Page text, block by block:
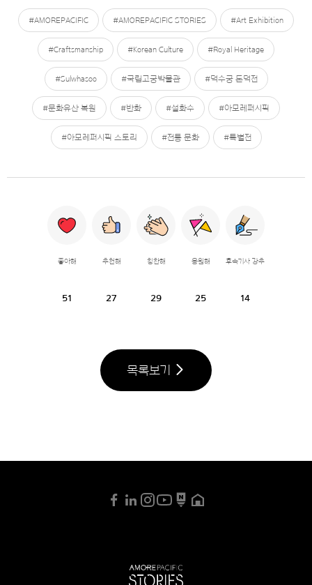
#AMOREPACIFIC #AMOREPACIFIC STORIES #Art Exhibition
#Craftsmanship #Korean Culture #Royal Heritage
#Sulwhasoo #국립고궁박물관 #덕수궁 돈덕전
#문화유산 복원 #반화 #설화수 #아모레퍼시픽
#아모레퍼시픽 스토리 #전통 문화 #특별전
좋아해
51
추천해
27
칭찬해
29
응원해
25
후속기사 강추
14
목록보기